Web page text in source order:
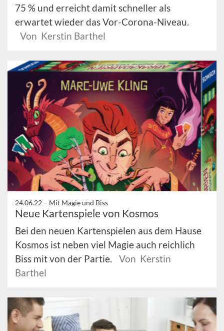
75 % und erreicht damit schneller als
erwartet wieder das Vor-Corona-Niveau.
Von Kerstin Barthel
24.06.22 – Mit Magie und Biss
Neue Kartenspiele von Kosmos
Bei den neuen Kartenspielen aus dem Hause
Kosmos ist neben viel Magie auch reichlich
Biss mit von der Partie.
Von Kerstin
Barthel